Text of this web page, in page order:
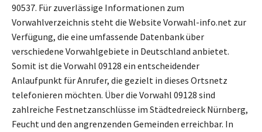
90537. Für zuverlässige Informationen zum
Vorwahlverzeichnis steht die Website Vorwahl-info.net zur
Verfügung, die eine umfassende Datenbank über
verschiedene Vorwahlgebiete in Deutschland anbietet.
Somit ist die Vorwahl 09128 ein entscheidender
Anlaufpunkt für Anrufer, die gezielt in dieses Ortsnetz
telefonieren möchten. Über die Vorwahl 09128 sind
zahlreiche Festnetzanschlüsse im Städtedreieck Nürnberg,
Feucht und den angrenzenden Gemeinden erreichbar. In